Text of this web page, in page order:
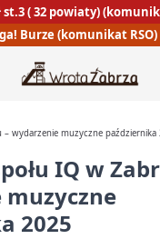
st.3 ( 32 powiaty)
Burze (komunikat RSO)
– wydarzenie muzyczne października
IQ w
2025